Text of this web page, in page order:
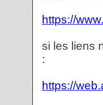
https://
si les liens
:
https://